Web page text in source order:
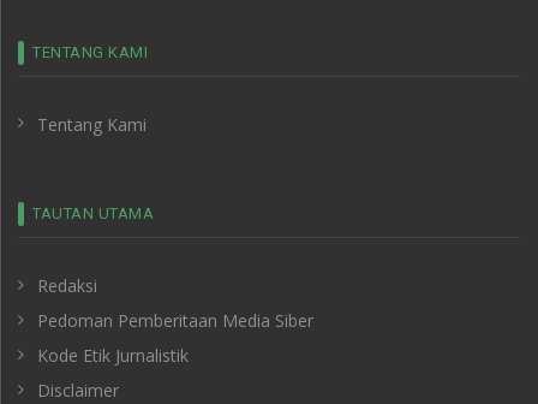
TENTANG KAMI
Tentang Kami
TAUTAN UTAMA
Redaksi
Pedoman Pemberitaan Media Siber
Kode Etik Jurnalistik
Disclaimer